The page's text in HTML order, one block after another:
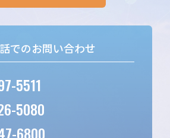
でのお問い合わせ
5511
5080
6800